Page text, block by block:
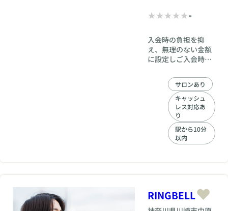
かせる環境を提供し
-
入会時の負担を抑
え、無理のない金額
に設定しご入会時か
なってサポートしま
サロンあり
キャッシュ
レス対応あ
り
駅から10分
以内
RINGBELL